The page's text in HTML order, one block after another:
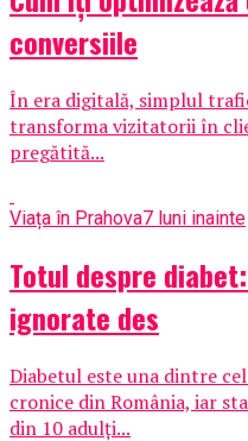
conversiile
În era digitală, simplul
transforma vizitatorii în
pregătită...
Viața în Prahova7 luni inainte
Totul despre
ignorate des
Diabetul este una dintre
cronice din România, iar
din 10 adulţi...